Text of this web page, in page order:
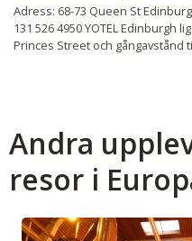
Adress: 68-73 Queen St
131 526 4950 YOTEL Edinburgh
Princes Street och gångavstånd
Andra
resor i